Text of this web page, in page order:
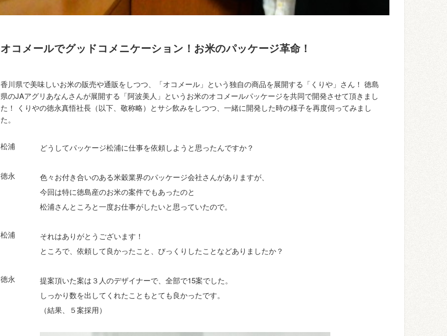
オコメールでグッドコメニケーション！お米のパッケージ革命！
香川県で美味しいお米の販売や通販をしつつ、「オコメール」という独自の商品を展開する「くりや」さん！ 徳島
県のJAアグリあなんさんが展開する「阿波美人」というお米のオコメールパッケージを共同で開発させて頂きまし
た！ くりやの徳永真悟社長（以下、敬称略）とサシ飲みをしつつ、一緒に開発した時の様子を再度伺ってみまし
た。
松浦 どうしてパッケージ松浦に仕事を依頼しようと思ったんですか？
徳永
色々お付き合いのある米穀業界のパッケージ会社さんがありますが、
今回は特に徳島産のお米の案件でもあったのと
松浦さんところと一度お仕事がしたいと思っていたので。
松浦
それはありがとうございます！
ところで、依頼して良かったこと、びっくりしたことなどありましたか？
徳永
提案頂いた案は３人のデザイナーで、全部で15案でした。
しっかり数を出してくれたこともとても良かったです。
（結果、５案採用）